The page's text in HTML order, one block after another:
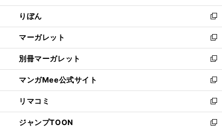
開
く
ウ
で
開
く
ン
ド
ウ
で
開
く
ウ
ィ
ン
ド
ウ
で
開
く
りぼん
新
し
い
ウ
ィ
ン
ド
ウ
で
開
く
マーガレット
新
し
い
ウ
ィ
ン
ド
ウ
で
別冊マーガレット
新
し
い
ウ
ィ
ン
ド
マンガMee公式サイト
新
し
い
ウ
ィ
リマコミ
新
し
い
ジャンプTOON
新